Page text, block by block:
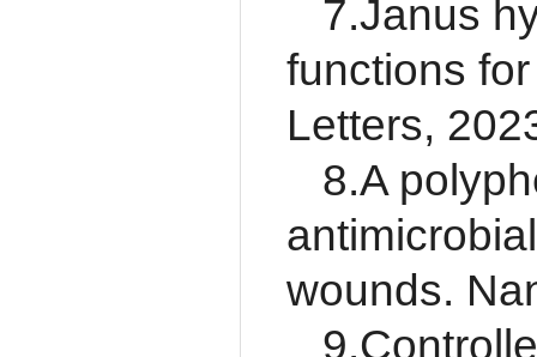
7.Janus
functions
Letters,
8.A
wounds.